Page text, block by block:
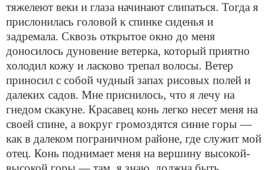
тяжелеют веки и глаза начинают слипаться. Тогда я
прислонилась головой к спинке сиденья и
задремала. Сквозь открытое окно до меня
доносилось дуновение ветерка, который приятно
холодил кожу и ласково трепал волосы. Ветер
приносил с собой чудный запах рисовых полей и
далеких садов. Мне приснилось, что я лечу на
гнедом скакуне. Красавец конь легко несет меня на
своей спине, а вокруг громоздятся синие горы —
как в далеком пограничном районе, где служит мой
отец. Конь поднимает меня на вершину высокой-